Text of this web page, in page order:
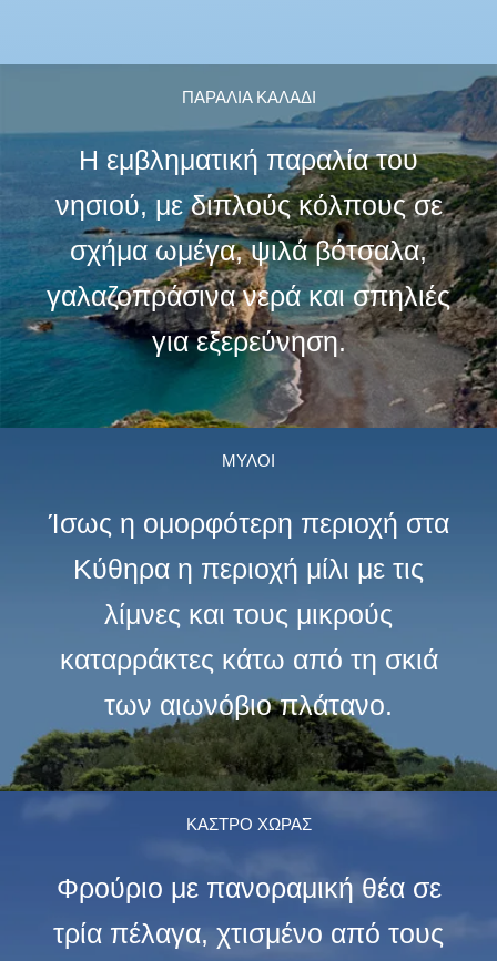
ΠΑΡΑΛΙΑ ΚΑΛΑΔΙ
Η εμβληματική παραλία του
νησιού, με διπλούς κόλπους σε
σχήμα ωμέγα, ψιλά βότσαλα,
γαλαζοπράσινα νερά και σπηλιές
για εξερεύνηση.
ΜΥΛΟΙ
Ίσως η ομορφότερη περιοχή στα
Κύθηρα η περιοχή μίλι με τις
λίμνες και τους μικρούς
καταρράκτες κάτω από τη σκιά
των αιωνόβιο πλάτανο.
ΚΑΣΤΡΟ ΧΩΡΑΣ
Φρούριο με πανοραμική θέα σε
τρία πέλαγα, χτισμένο από τους